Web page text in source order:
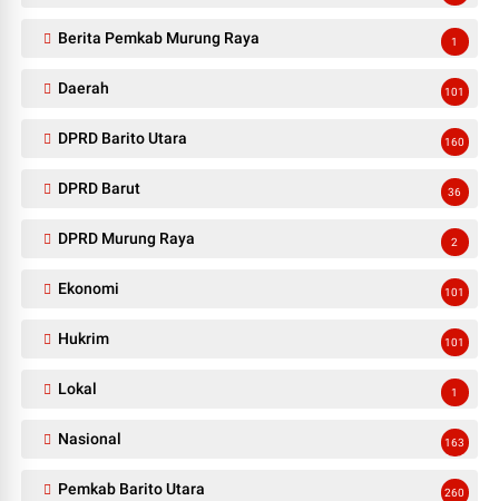
Berita Pemkab Murung Raya 1
Daerah 101
DPRD Barito Utara 160
DPRD Barut 36
DPRD Murung Raya 2
Ekonomi 101
Hukrim 101
Lokal 1
Nasional 163
Pemkab Barito Utara 260